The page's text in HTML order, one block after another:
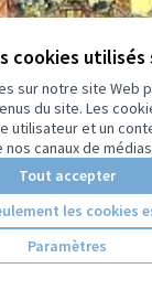
cookies utilisés
sur notre site Web
du site. Les
utilisateur et un
canaux de
Tout accepter
les cookies
Paramètres